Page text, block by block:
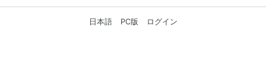
日本語 PC版 ログイン